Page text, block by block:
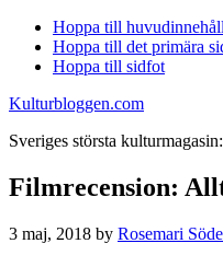
Hoppa till huvudinnehåll
Hoppa till det primära
Hoppa till sidfot
Kulturbloggen.com
Sveriges största
Filmrecension:
3 maj, 2018 by Rosemari